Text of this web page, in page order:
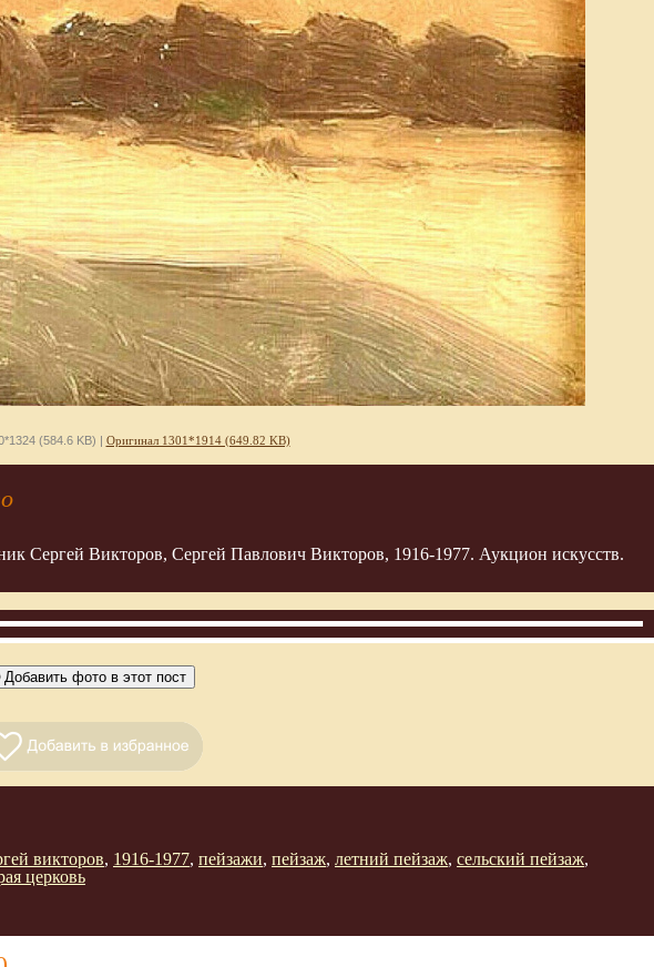
(584.6 KB) | Оригинал 1301*1914 (649.82 KB)
Сергей Викторов, Сергей Павлович Викторов, 1916-1977. Аукцион искусств.
Добавить фото в этот пост
викторов, 1916-1977, пейзажи, пейзаж, летний пейзаж, сельский пейзаж,
церковь